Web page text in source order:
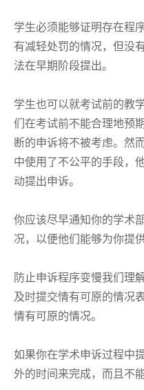
学生必须能够证明存在程
有减轻处罚的情况，但没
法在早期阶段提出。
学生也可以就考试前的教
们在考试前不能合理地预
断的申诉将不被考虑。然
中使用了不公平的手段，
动提出申诉。
你应该尽早通知你的学术
况，以便他们能够为你提
防止申诉程序变慢我们理
及时提交情有可原的情况
情有可原的情况。
如果你在学术申诉过程中
外的时间来完成，而且不